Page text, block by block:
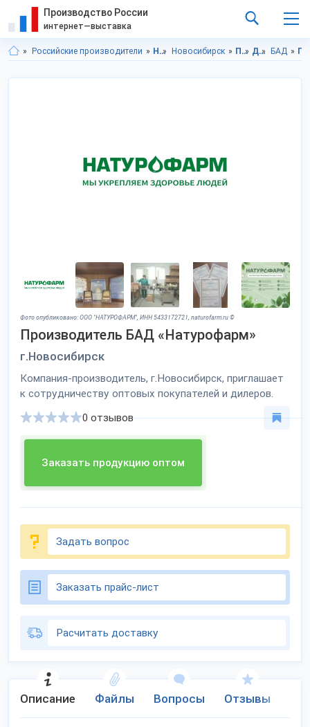
Производство России
интернет—выставка
Российские производители Новосибирская область Новосибирск Продукты питания Диетическое питание БАД
Фото опубликовано: ООО "НАТУРОФАРМ", ИНН 5433172721, naturofarm.ru ©
Производитель БАД «Натурофарм»
г.Новосибирск
Компания-производитель, г.Новосибирск, приглашает
к сотрудничеству оптовых покупателей и дилеров.
Заказать продукцию оптом
0 отзывов
Задать вопрос
Заказать прайс-лист
Расчитать доставку
Описание Файлы Вопросы Отзывы